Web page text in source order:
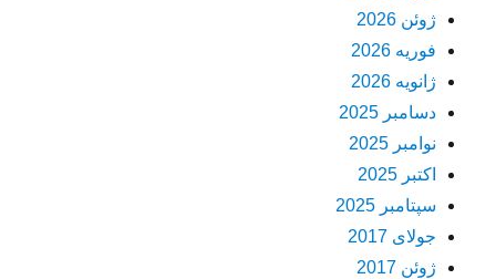
ژوئن 2026
فوریه 2026
ژانویه 2026
دسامبر 2025
نوامبر 2025
اکتبر 2025
سپتامبر 2025
جولای 2017
ژوئن 2017